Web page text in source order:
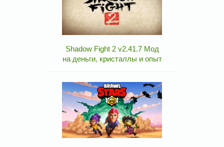
Shadow Fight 2 v2.41.7 Мод
на деньги, кристаллы и опыт